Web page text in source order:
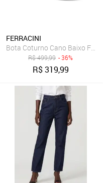
Motociclista Antiderrapante
FERRACINI
Bota Coturno Cano Baixo
R$499,99 - 36%
R$319,99